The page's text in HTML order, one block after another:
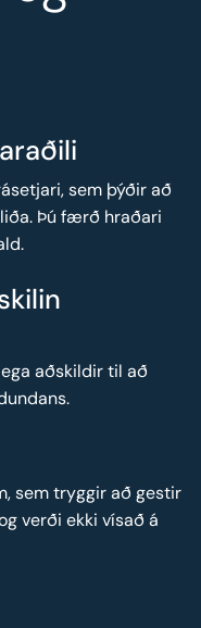
sem þýðir að
Þú færð hraðari
aðskildir til að
sem tryggir að gestir
verði ekki vísað á